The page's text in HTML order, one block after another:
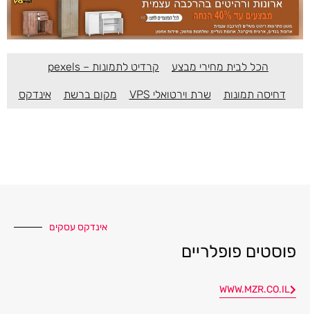
הכל לבית מחירי מבצע קרדיט לתמונות – pexels
דחיסה תמונות שרת וירטואלי VPS מקום ברשת אינדקס
אינדקס עסקים
פוסטים פופלריים
WWW.MZR.CO.IL